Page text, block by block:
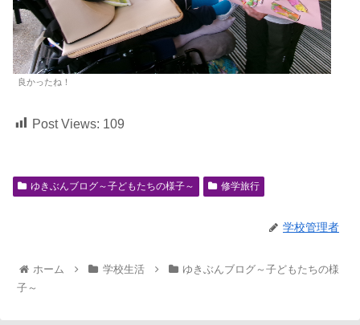
良かったね！
Post Views: 109
ゆきぶんブログ～子どもたちの様子～ 修学旅行
学校管理者
ホーム 学校生活
ゆきぶんブログ～子どもたちの様
子～